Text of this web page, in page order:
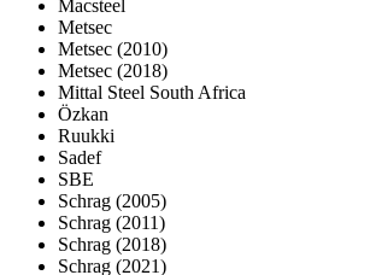
Macsteel
Metsec
Metsec (2010)
Metsec (2018)
Mittal Steel South Africa
Özkan
Ruukki
Sadef
SBE
Schrag (2005)
Schrag (2011)
Schrag (2018)
Schrag (2021)